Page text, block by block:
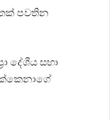
පවතින
දේශීය සභා